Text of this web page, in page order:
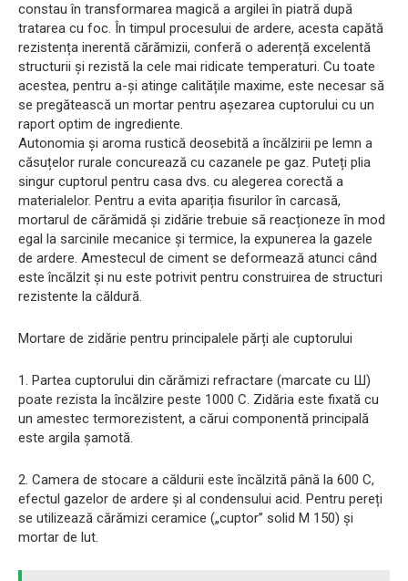
constau în transformarea magică a argilei în piatră după
tratarea cu foc. În timpul procesului de ardere, acesta capătă
rezistența inerentă cărămizii, conferă o aderență excelentă
structurii și rezistă la cele mai ridicate temperaturi. Cu toate
acestea, pentru a-și atinge calitățile maxime, este necesar să
se pregătească un mortar pentru așezarea cuptorului cu un
raport optim de ingrediente.
Autonomia și aroma rustică deosebită a încălzirii pe lemn a
căsuțelor rurale concurează cu cazanele pe gaz. Puteți plia
singur cuptorul pentru casa dvs. cu alegerea corectă a
materialelor. Pentru a evita apariția fisurilor în carcasă,
mortarul de cărămidă și zidărie trebuie să reacționeze în mod
egal la sarcinile mecanice și termice, la expunerea la gazele
de ardere. Amestecul de ciment se deformează atunci când
este încălzit și nu este potrivit pentru construirea de structuri
rezistente la căldură.
Mortare de zidărie pentru principalele părți ale cuptorului
1. Partea cuptorului din cărămizi refractare (marcate cu Ш)
poate rezista la încălzire peste 1000 C. Zidăria este fixată cu
un amestec termorezistent, a cărui componentă principală
este argila șamotă.
2. Camera de stocare a căldurii este încălzită până la 600 C,
efectul gazelor de ardere și al condensului acid. Pentru pereți
se utilizează cărămizi ceramice („cuptor” solid M 150) și
mortar de lut.